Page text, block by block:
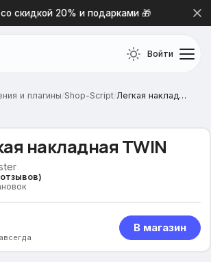
скидкой 20% и подарками 🎁
Войти
и плагины/Shop-Script/ Легкая накладная TWIN
накладная TWIN
отзывов)
В магазин